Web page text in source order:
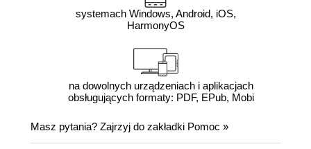
systemach Windows, Android, iOS,
HarmonyOS
na dowolnych urządzeniach i aplikacjach
obsługujących formaty: PDF, EPub, Mobi
Masz pytania? Zajrzyj do zakładki Pomoc »